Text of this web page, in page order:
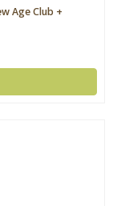
Age Club +